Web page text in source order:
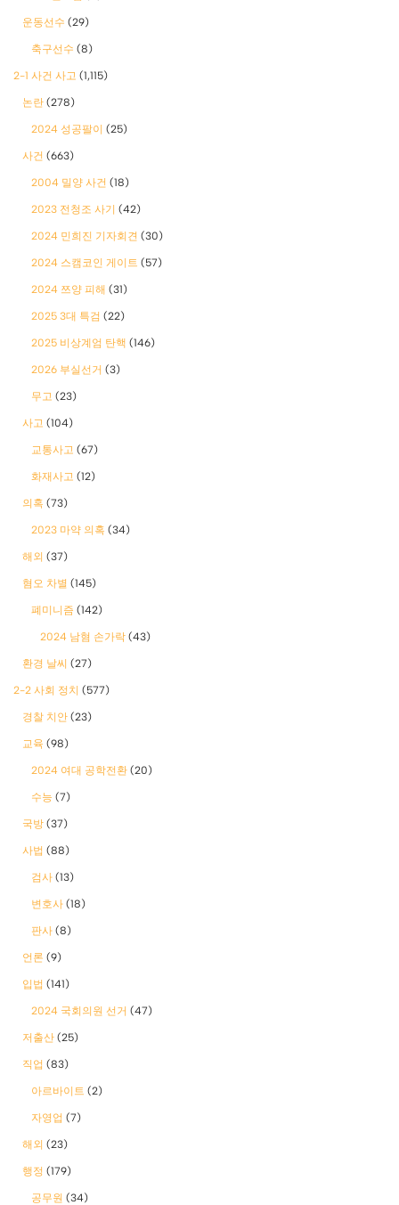
운동선수 (29)
축구선수 (8)
2-1 사건 사고 (1,115)
논란 (278)
2024 성공팔이 (25)
사건 (663)
2004 밀양 사건 (18)
2023 전청조 사기 (42)
2024 민희진 기자회견 (30)
2024 스캠코인 게이트 (57)
2024 쯔양 피해 (31)
2025 3대 특검 (22)
2025 비상계엄 탄핵 (146)
2026 부실선거 (3)
무고 (23)
사고 (104)
교통사고 (67)
화재사고 (12)
의혹 (73)
2023 마약 의혹 (34)
해외 (37)
혐오 차별 (145)
폐미니즘 (142)
2024 남혐 손가락 (43)
환경 날씨 (27)
2-2 사회 정치 (577)
경찰 치안 (23)
교육 (98)
2024 여대 공학전환 (20)
수능 (7)
국방 (37)
사법 (88)
검사 (13)
변호사 (18)
판사 (8)
언론 (9)
입법 (141)
2024 국회의원 선거 (47)
저출산 (25)
직업 (83)
아르바이트 (2)
자영업 (7)
해외 (23)
행정 (179)
공무원 (34)